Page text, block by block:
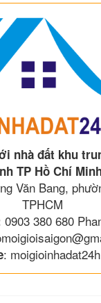
nhà đất khu
TP Hồ Chí
Văn Bang,
TPHCM
0903 380 680
: